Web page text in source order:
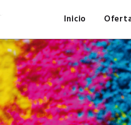
Inicio